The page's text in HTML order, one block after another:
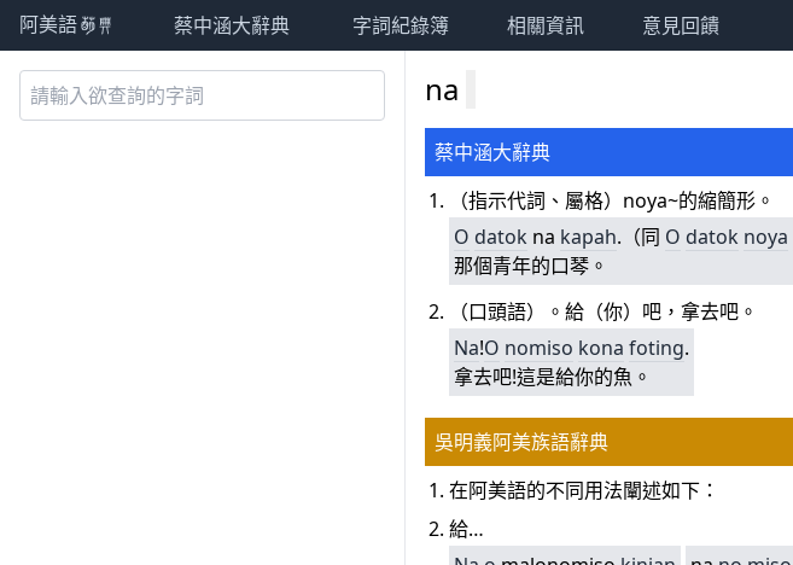
阿美語萌典 蔡中涵大辭典 字詞紀錄簿 相關資訊 意見回饋
na
蔡中涵大辭典
（指示代詞、屬格）noya~的縮簡形。
O datok na kapah.（同 O datok noya
那個青年的口琴。
（口頭語）。給（你）吧，拿去吧。
Na!O nomiso kona foting.
拿去吧!這是給你的魚。
吳明義阿美族語辭典
在阿美語的不同用法闡述如下：
給…